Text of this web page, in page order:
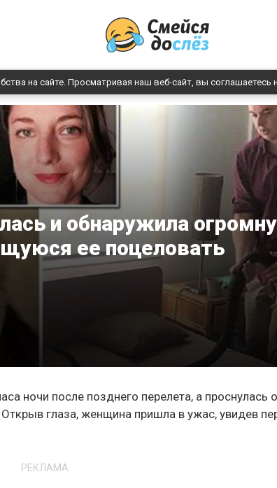
на сайте. Просматривая наш веб-сайт, вы
и обнаружила
ее поцеловать
ночи после позднего перелета, а проснулась
глаза, женщина пришла в ужас, увидев
РЕКЛАМА